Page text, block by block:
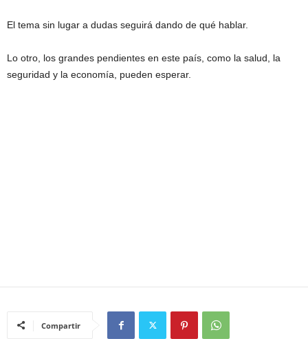
El tema sin lugar a dudas seguirá dando de qué hablar.
Lo otro, los grandes pendientes en este país, como la salud, la
seguridad y la economía, pueden esperar.
Compartir